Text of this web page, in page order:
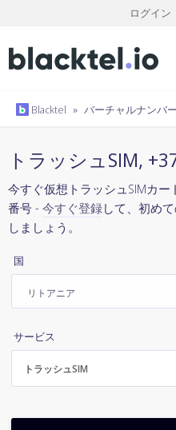
ログイン
Blacktel » バーチャルナンバー
トラッシュSIM,
今すぐ仮想トラッシュSIMカ
番号 - 今すぐ登録して、初め
しましょう。
国
サービス
トラッシュSIM